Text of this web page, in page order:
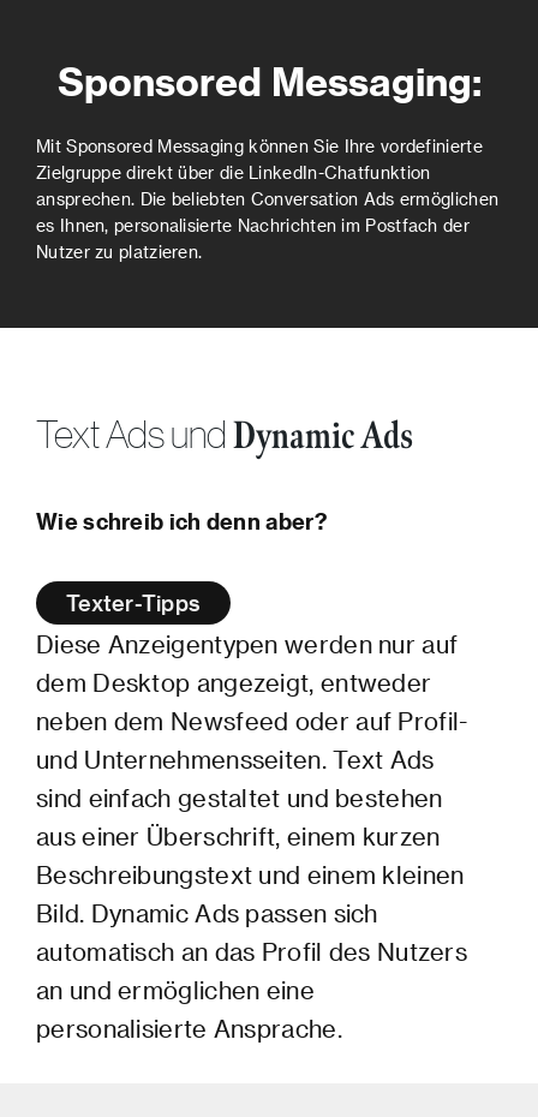
Sponsored Messaging:
Mit Sponsored Messaging können Sie Ihre vordefinierte
Zielgruppe direkt über die LinkedIn-Chatfunktion
ansprechen. Die beliebten Conversation Ads ermöglichen
es Ihnen, personalisierte Nachrichten im Postfach der
Nutzer zu platzieren.
Text Ads undDynamic Ads
Wie schreib ich denn aber?
Texter-Tipps
Diese Anzeigentypen werden nur auf
dem Desktop angezeigt, entweder
neben dem Newsfeed oder auf Profil-
und Unternehmensseiten. Text Ads
sind einfach gestaltet und bestehen
aus einer Überschrift, einem kurzen
Beschreibungstext und einem kleinen
Bild. Dynamic Ads passen sich
automatisch an das Profil des Nutzers
an und ermöglichen eine
personalisierte Ansprache.